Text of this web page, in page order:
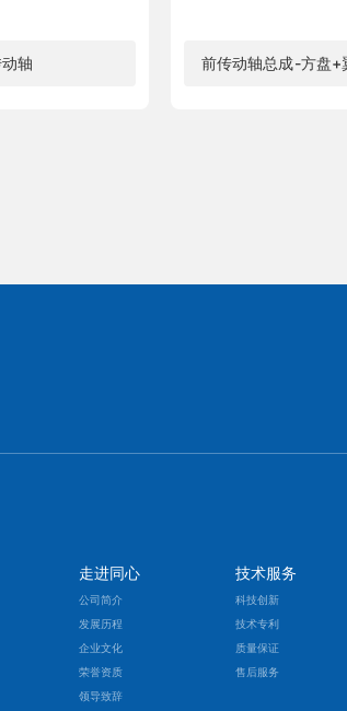
轴 前传动轴总成-方盘+
走进同心
公司简介
发展历程
企业文化
荣誉资质
领导致辞
技术服务
科技创新
技术专利
质量保证
售后服务